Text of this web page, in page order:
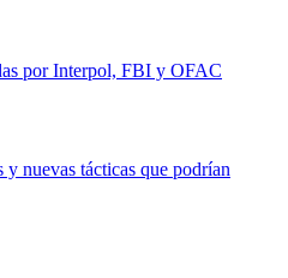
por Interpol, FBI y OFAC
y nuevas tácticas que podrían